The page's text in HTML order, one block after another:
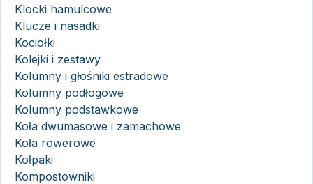
Klocki hamulcowe
Klucze i nasadki
Kociołki
Kolejki i zestawy
Kolumny i głośniki estradowe
Kolumny podłogowe
Kolumny podstawkowe
Koła dwumasowe i zamachowe
Koła rowerowe
Kołpaki
Kompostowniki